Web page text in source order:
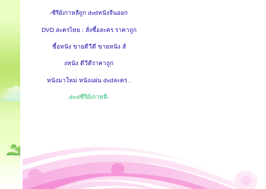
-ซีรีย์เกาหลีถูก dvdหนังจีนออก
DVD ละครไทย : สั่งซื้อละคร ราคาถูก
ซื้อหนัง ขายดีวีดี ขายหนัง สั่
งหนัง ดีวีดีราคาถูก
หนังมาใหม่ หนังแผ่น dvdละคร .
dvdซีรีย์เกาหลี-